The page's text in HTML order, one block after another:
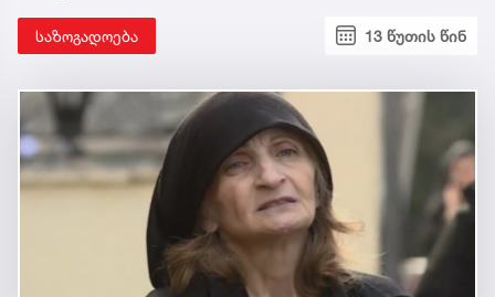
საზოგადოება 13 წუთის წინ